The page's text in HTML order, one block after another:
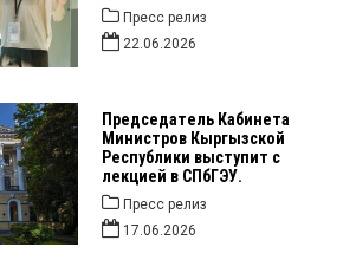
Пресс релиз
22.06.2026
Председатель Кабинета
Министров Кыргызской
Республики выступит с
лекцией в СПбГЭУ.
Пресс релиз
17.06.2026